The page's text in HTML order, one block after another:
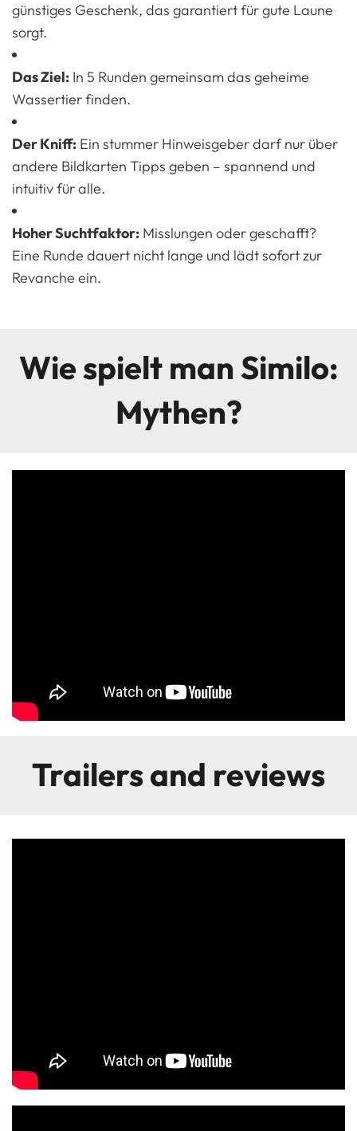
günstiges Geschenk, das garantiert für gute Laune
sorgt.
Das Ziel: In 5 Runden gemeinsam das geheime
Wassertier finden.
Der Kniff: Ein stummer Hinweisgeber darf nur über
andere Bildkarten Tipps geben – spannend und
intuitiv für alle.
Hoher Suchtfaktor: Misslungen oder geschafft?
Eine Runde dauert nicht lange und lädt sofort zur
Revanche ein.
Wie spielt man Similo:
Mythen?
Trailers and reviews